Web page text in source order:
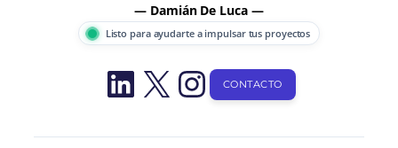
— Damián De Luca —
Listo para ayudarte a impulsar tus proyectos
LinkedIn
X Instagram
CONTACTO